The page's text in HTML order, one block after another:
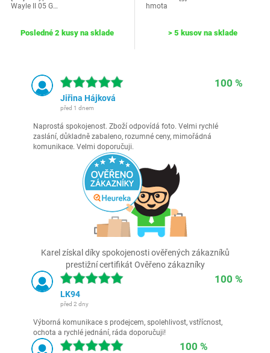
Wayle II 05 G…
Posledné 2 kusy na sklade
hmota
> 5 kusov na sklade
100 %
Jiřina Hájková
před 1 dnem
Naprostá spokojenost. Zboží odpovídá foto. Velmi rychlé
zaslání, důkladně zabaleno, rozumné ceny, mimořádná
komunikace. Velmi doporučuji.
Karel získal díky spokojenosti ověřených zákazníků
prestižní certifikát Ověřeno zákazníky
100 %
LK94
před 2 dny
Výborná komunikace s prodejcem, spolehlivost, vstřícnost,
ochota a rychlé jednání, ráda doporučuji!
100 %